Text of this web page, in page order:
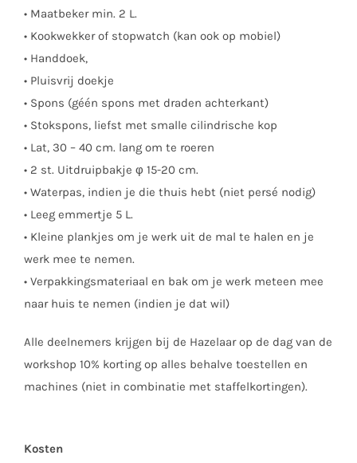
• Maatbeker min. 2 L.
• Kookwekker of stopwatch (kan ook op mobiel)
• Handdoek,
• Pluisvrij doekje
• Spons (géén spons met draden achterkant)
• Stokspons, liefst met smalle cilindrische kop
• Lat, 30 – 40 cm. lang om te roeren
• 2 st. Uitdruipbakje φ 15-20 cm.
• Waterpas, indien je die thuis hebt (niet persé nodig)
• Leeg emmertje 5 L.
• Kleine plankjes om je werk uit de mal te halen en je
werk mee te nemen.
• Verpakkingsmateriaal en bak om je werk meteen mee
naar huis te nemen (indien je dat wil)
Alle deelnemers krijgen bij de Hazelaar op de dag van de
workshop 10% korting op alles behalve toestellen en
machines (niet in combinatie met staffelkortingen).
Kosten